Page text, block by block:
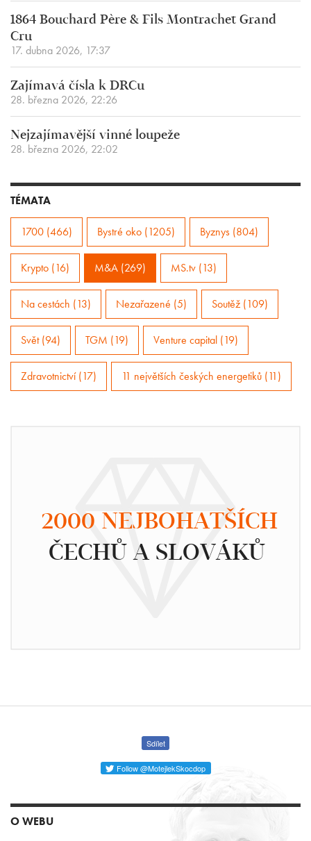
1864 Bouchard Père & Fils Montrachet Grand
Cru
17. dubna 2026, 17:37
Zajímavá čísla k DRCu
28. března 2026, 22:26
Nejzajímavější vinné loupeže
28. března 2026, 22:02
TÉMATA
1700 (466) Bystré oko (1205) Byznys (804)
Krypto (16) M&A (269) MS.tv (13)
Na cestách (13) Nezařazené (5) Soutěž (109)
Svět (94) TGM (19) Venture capital (19)
Zdravotnictví (17) 11 největších českých energetiků (11)
2000 NEJBOHATŠÍCH
ČECHŮ A SLOVÁKŮ
Sdílet
Follow @MotejlekSkocdop
O WEBU